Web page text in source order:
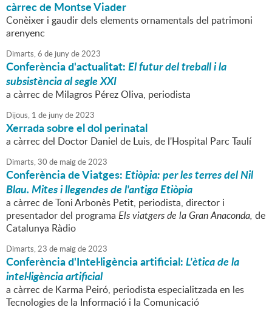
càrrec de Montse Viader
Conèixer i gaudir dels elements ornamentals del patrimoni
arenyenc
Dimarts,6 de junyde2023
Conferència d'actualitat:El futur del treball i la
subsistència al segle XXI
a càrrec de Milagros Pérez Oliva, periodista
Dijous, 1 de junyde2023
Xerrada sobre el dol perinatal
a càrrec del Doctor Daniel de Luis, de l'Hospital Parc Taulí
Dimarts,30 de maigde2023
Conferència de Viatges:Etiòpia: per les terres del Nil
Blau. Mites i llegendes de l'antiga Etiòpia
a càrrec de Toni Arbonès Petit, periodista, director i
presentador del programa Els viatgers de la Gran Anaconda, de
Catalunya Ràdio
Dimarts,23 de maigde2023
Conferència d'Intel·ligència artificial:L'ètica de la
intel·ligència artificial
a càrrec de Karma Peiró, periodista especialitzada en les
Tecnologies de la Informació i la Comunicació